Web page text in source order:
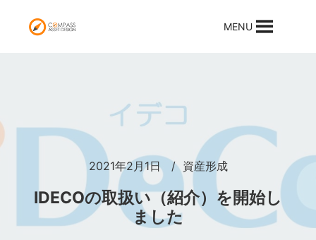
MENU
2021年2月1日 資産形成
IDECOの取扱い（紹介）を開始し
ました